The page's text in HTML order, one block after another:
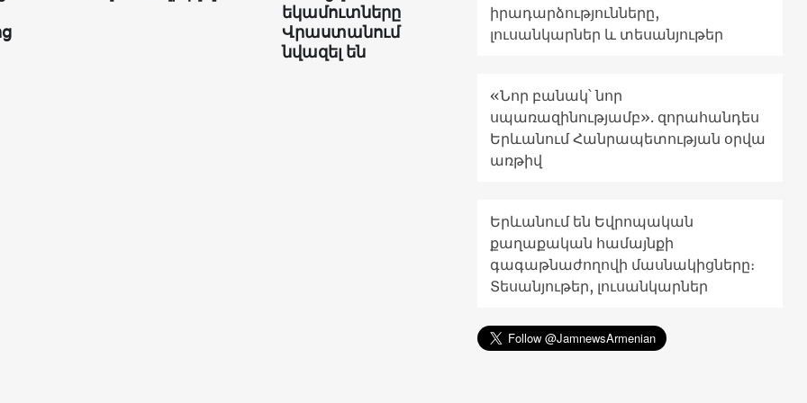
եկամուտները
Վրաստանում
նվազել են
իրադարձությունները,
լուսանկարներ և տեսանյութեր
«Նոր բանակ՝ նոր
սպառազինությամբ». զորահանդես
Երևանում Հանրապետության օրվա
առթիվ
Երևանում են Եվրոպական
քաղաքական համայնքի
գագաթնաժողովի մասնակիցները։
Տեսանյութեր, լուսանկարներ